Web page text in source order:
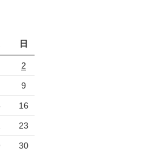
日
2
9
16
23
30